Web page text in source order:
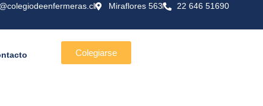
Miraflores 563 22 646 51690
Colegiarse